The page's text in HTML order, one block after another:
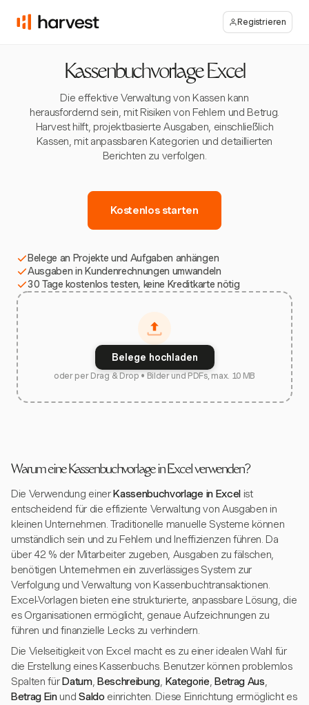
Registrieren
Kassenbuchvorlage Excel
Die effektive Verwaltung von Kassen kann
herausfordernd sein, mit Risiken von Fehlern und Betrug.
Harvest hilft, projektbasierte Ausgaben, einschließlich
Kassen, mit anpassbaren Kategorien und detaillierten
Berichten zu verfolgen.
Kostenlos starten
Belege an Projekte und Aufgaben anhängen
Ausgaben in Kundenrechnungen umwandeln
30 Tage kostenlos testen, keine Kreditkarte nötig
Belege hochladen
oder per Drag & Drop • Bilder und PDFs, max. 10 MB
Warum eine Kassenbuchvorlage in Excel verwenden?
Die Verwendung einerKassenbuchvorlage in Excelist
entscheidend für die effiziente Verwaltung von Ausgaben in
kleinen Unternehmen. Traditionelle manuelle Systeme können
umständlich sein und zu Fehlern und Ineffizienzen führen. Da
über 42 % der Mitarbeiter zugeben, Ausgaben zu fälschen,
benötigen Unternehmen ein zuverlässiges System zur
Verfolgung und Verwaltung von Kassenbuchtransaktionen.
Excel-Vorlagen bieten eine strukturierte, anpassbare Lösung, die
es Organisationen ermöglicht, genaue Aufzeichnungen zu
führen und finanzielle Lecks zu verhindern.
Die Vielseitigkeit von Excel macht es zu einer idealen Wahl für
die Erstellung eines Kassenbuchs. Benutzer können problemlos
Spalten fürDatum, Beschreibung, Kategorie, Betrag Aus,
Betrag EinundSaldo einrichten. Diese Einrichtung ermöglicht es